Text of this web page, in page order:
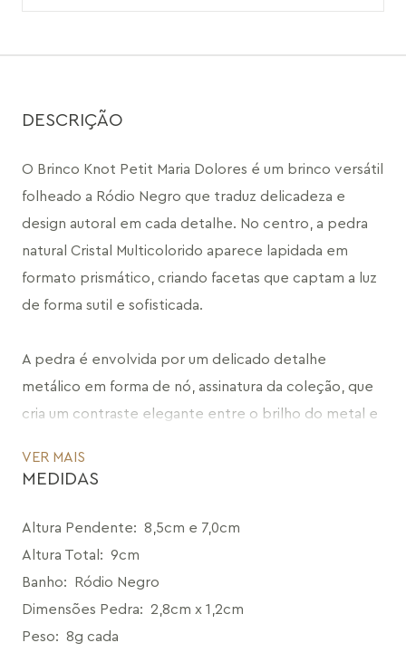
DESCRIÇÃO
O Brinco Knot Petit Maria Dolores é um brinco versátil
folheado a Ródio Negro que traduz delicadeza e
design autoral em cada detalhe. No centro, a pedra
natural Cristal Multicolorido aparece lapidada em
formato prismático, criando facetas que captam a luz
de forma sutil e sofisticada.
A pedra é envolvida por um delicado detalhe
metálico em forma de nó, assinatura da coleção, que
cria um contraste elegante entre o brilho do metal e
encaixado na tarraxa, formado por duas correntes
com ponteiras em haste, que adicionam movimento e
alongam o visual. Esse elemento pode ser usado ou
removido, transformando o brinco em uma proposta
2 em 1, com diferentes formas de usar.
VER MAIS
MEDIDAS
Altura Pendente: 8,5cm e 7,0cm
Altura Total : 9cm
Banho:
Ródio Negro
Dimensões Pedra: 2,8cm x 1,2cm
Peso: 8g cada